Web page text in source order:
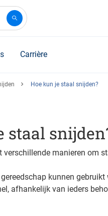
Carrière
Hoe kun je staal snijden?
staal
verschillende manieren om
kunnen
afhankelijk van ieders